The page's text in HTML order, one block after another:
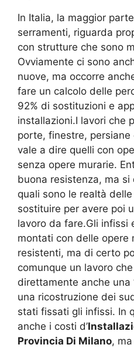
In Italia, la maggior
serramenti, riguarda
con strutture che sono
Ovviamente ci sono
nuove, ma occorre
fare un calcolo delle
92% di sostituzioni e
installazioni.I lavori che
porte, finestre,
vale a dire quelli con
senza opere murarie.
buona resistenza, ma
quali sono le realtà
sostituire per avere poi
lavoro da fare.Gli infissi
montati con delle opere
resistenti, ma di certo
comunque un lavoro
direttamente anche una
una ricostruzione dei
stati fissati gli infissi. In
anche i costi d’
Provincia Di Milano,